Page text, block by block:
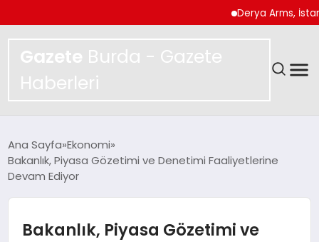
Derya Arms,
Gazete Burda - Gazete
Haberleri
Ana Sayfa Ekonomi
Bakanlık, Piyasa Gözetimi ve Denetimi Faaliyetlerine
Devam Ediyor
Bakanlık, Piyasa Gözetimi ve